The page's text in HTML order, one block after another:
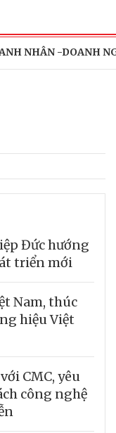
NHÂN -DOANH
Đức hướng
triển mới
Nam, thúc
hiệu Việt
CMC, yêu
công nghệ